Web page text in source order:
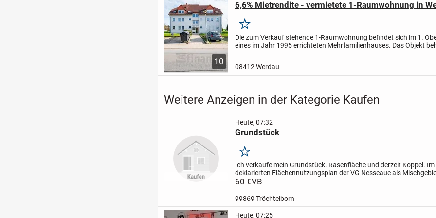
10
6,6% Mietrendite - vermietete 1-Raumwohnung in
Merken
Die zum Verkauf stehende 1-Raumwohnung befindet sich im 1.
eines im Jahr 1995 errichteten Mehrfamilienhauses. Das Objekt
08412 Werdau
Weitere Anzeigen in der Kategorie Kaufen
Heute, 07:32
Grundstück
Merken
Ich verkaufe mein Grundstück. Rasenfläche und derzeit Koppel. Im
deklarierten Flächennutzungsplan der VG Nesseaue als
ausgewiesen, so dass es zukünftig bebaut werden kann. Nach
60 €VB
99869 Tröchtelborn
Heute, 07:25